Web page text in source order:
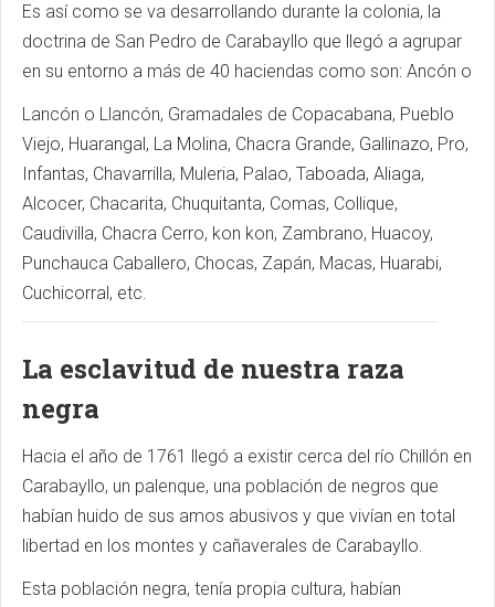
Es así como se va desarrollando durante la colonia, la
doctrina de San Pedro de Carabayllo que llegó a agrupar
en su entorno a más de 40 haciendas como son: Ancón o
Lancón o Llancón, Gramadales de Copacabana, Pueblo
Viejo, Huarangal, La Molina, Chacra Grande, Gallinazo, Pro,
Infantas, Chavarrilla, Muleria, Palao, Taboada, Aliaga,
Alcocer, Chacarita, Chuquitanta, Comas, Collique,
Caudivilla, Chacra Cerro, kon kon, Zambrano, Huacoy,
Punchauca Caballero, Chocas, Zapán, Macas, Huarabi,
Cuchicorral, etc.
La esclavitud de nuestra raza
negra
Hacia el año de 1761 llegó a existir cerca del río Chillón en
Carabayllo, un palenque, una población de negros que
habían huido de sus amos abusivos y que vivían en total
libertad en los montes y cañaverales de Carabayllo.
Esta población negra, tenía propia cultura, habían